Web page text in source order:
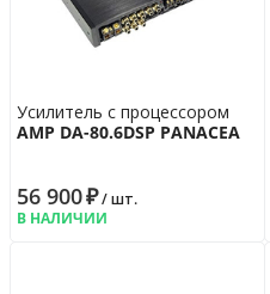
Гарантийная политика
Усилитель с процессором
AMP DA-80.6DSP PANACEA
56 900₽/ шт.
В НАЛИЧИИ